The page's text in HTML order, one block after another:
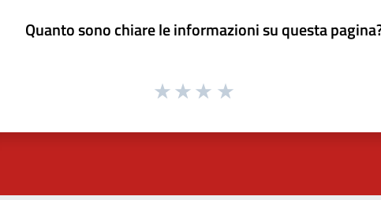
Quanto sono chiare le informazioni su questa